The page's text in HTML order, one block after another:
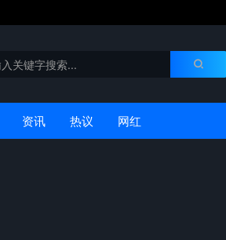
资讯 热议 网红